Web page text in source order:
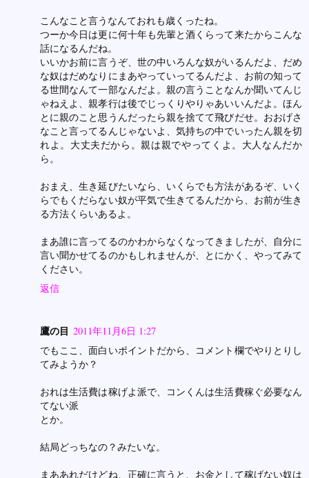
こんなこと言うなんておれも歳くったね。
つーか今日は更に何十年も先輩と酒くらって来たからこんな
話になるんだね。
いいかお前に言うぞ、世の中いろんな奴がいるんだよ、だめ
な奴はだめなりにまあやっていってるんだよ、お前の知って
る世間なんて一部なんだよ。親の言うことなんか聞いてんじ
ゃねえよ、親孝行は後でじっくりやりゃあいいんだよ。ほん
とに親のこと思うんだったら親を捨てて飛びだせ。おおげさ
なこと言ってるんじゃないよ、気持ちの中でいったん親を切
れよ。大丈夫だから。親は親でやってくよ。大人なんだか
ら。
おまえ、生き延びたいなら、いくらでも方法があるぞ、いく
らでもくだらない奴が平気で生きてるんだから、お前が生き
る方法くらいあるよ。
まあ誰に言ってるのかわからなくなってきましたが、自分に
言い聞かせてるのかもしれませんが、とにかく、やってみて
ください。
返信
鷹の目 2011年11月6日 1:27
でもここ、面白いポイントだから、コメント欄でやりとりし
てみようか？
おれは生活費は稼げよ派で、コンくんは生活費稼ぐ必要なん
てない派
とか。
結局どっちなの？みたいな。
まああれだけどね、正確に言うと、お金として稼げない奴は